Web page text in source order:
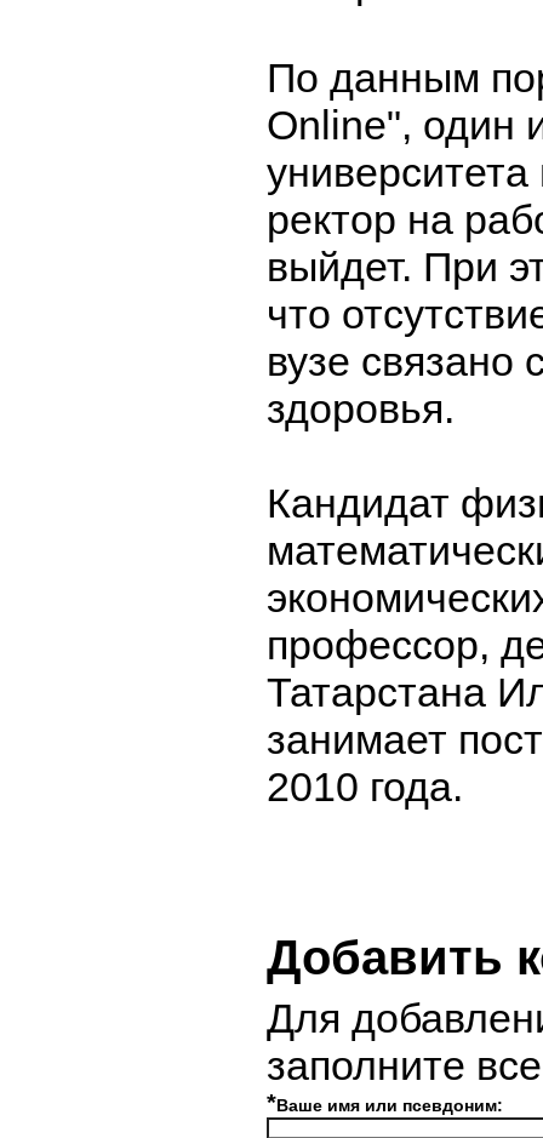
По данным
Online", один
ректор на
выйдет. При
что
вузе связано
здоровья.
Кандидат
профессор,
Татарстана
занимает
2010 года.
Добавить
Для
заполните
*Ваше имя или псевдоним: